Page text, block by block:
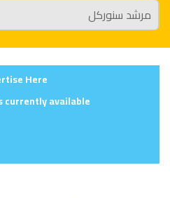
Here
currently available